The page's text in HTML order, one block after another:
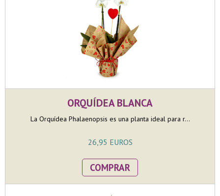
ORQUÍDEA BLANCA
La Orquídea Phalaenopsis es una planta ideal para r...
26,95 EUROS
COMPRAR